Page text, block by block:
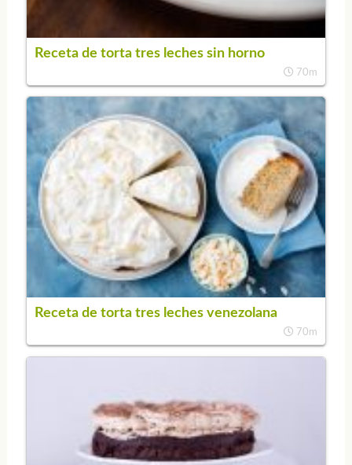
Receta de torta tres leches sin horno
70m
Receta de torta tres leches venezolana
70m